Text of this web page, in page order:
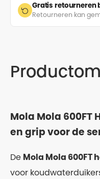
Gratis retourneren
Retourneren kan
Mola Mola 600FT
en grip voor de
De Mola Mola 600FT
voor